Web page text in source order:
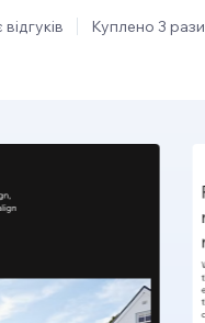
Куплено 3 рази